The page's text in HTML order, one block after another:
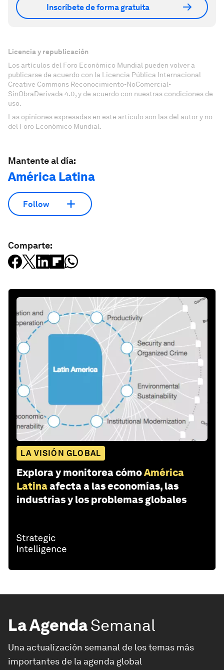
Inscríbete de forma gratuita
Licencia y republicación
Los artículos del Foro Económico Mundial pueden volver a
publicarse de acuerdo con la Licencia Pública Internacional
Creative Commons Reconocimiento-NoComercial-
SinObraDerivada 4.0, y de acuerdo con nuestras condiciones de
uso.
Las opiniones expresadas en este artículo son las del autor y no
del Foro Económico Mundial.
Mantente al día:
América Latina
Follow
Comparte:
LA VISIÓN GLOBAL
Explora y monitorea cómoAmérica
Latinaafecta a las economías, las
industrias y los problemas globales
La AgendaSemanal
Una actualización semanal de los temas más
importantes de la agenda global